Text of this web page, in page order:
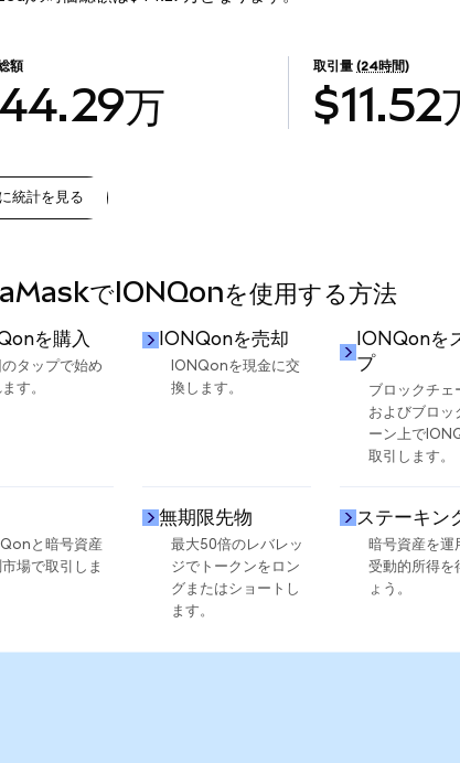
額
万
取引量 (24時間)
$11.52
統計を見る
でIONQonを使用する方法
を購入
タップで始め
す。
IONQonを売却
IONQonを現金に交
換します。
IONQonを
プ
ブロックチェ
およびブロッ
ーン上で
取引します。
と暗号資産
場で取引しま
無期限先物
最大50倍のレバレッ
ジでトークンをロン
グまたはショートし
ます。
ステーキン
暗号資産を運
受動的所得を
ょう。